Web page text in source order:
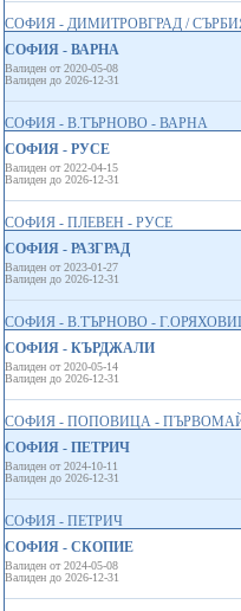
СОФИЯ - ДИМИТРОВГРАД /
СОФИЯ - ВАРНА
Валиден от 2020-05-08
Валиден до 2026-12-31
СОФИЯ - В.ТЪРНОВО - ВАРНА
СОФИЯ - РУСЕ
Валиден от 2022-04-15
Валиден до 2026-12-31
СОФИЯ - ПЛЕВЕН - РУСЕ
СОФИЯ - РАЗГРАД
Валиден от 2023-01-27
Валиден до 2026-12-31
СОФИЯ - В.ТЪРНОВО -
СОФИЯ - КЪРДЖАЛИ
Валиден от 2020-05-14
Валиден до 2026-12-31
СОФИЯ - ПОПОВИЦА -
СОФИЯ - ПЕТРИЧ
Валиден от 2024-10-11
Валиден до 2026-12-31
СОФИЯ - ПЕТРИЧ
СОФИЯ - СКОПИЕ
Валиден от 2024-05-08
Валиден до 2026-12-31